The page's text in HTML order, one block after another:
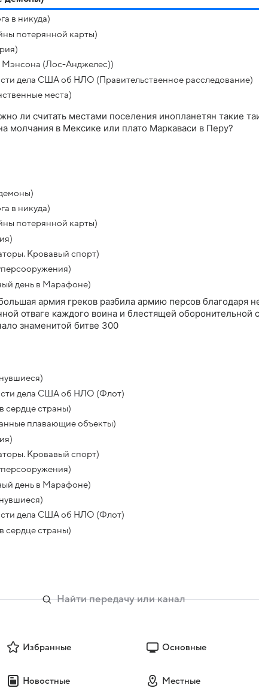
в никуда)
потерянной карты)
Мэнсона (Лос-Анджелес))
дела США об НЛО (Правительственное расследование)
места)
ли считать местами поселения инопланетян такие
молчания в Мексике или плато Маркаваси в Перу?
в никуда)
потерянной карты)
Кровавый спорт)
день в Марафоне)
армия греков разбила армию персов благодаря
отваге каждого воина и блестящей оборонительной
знаменитой битве 300
дела США об НЛО (Флот)
сердце страны)
плавающие объекты)
Кровавый спорт)
день в Марафоне)
дела США об НЛО (Флот)
сердце страны)
Избранные Основные
Новостные Местные